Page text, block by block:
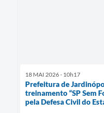
18 MAI 2026 - 10h17
Prefeitura de
treinamento “SP Sem
pela Defesa Civil do